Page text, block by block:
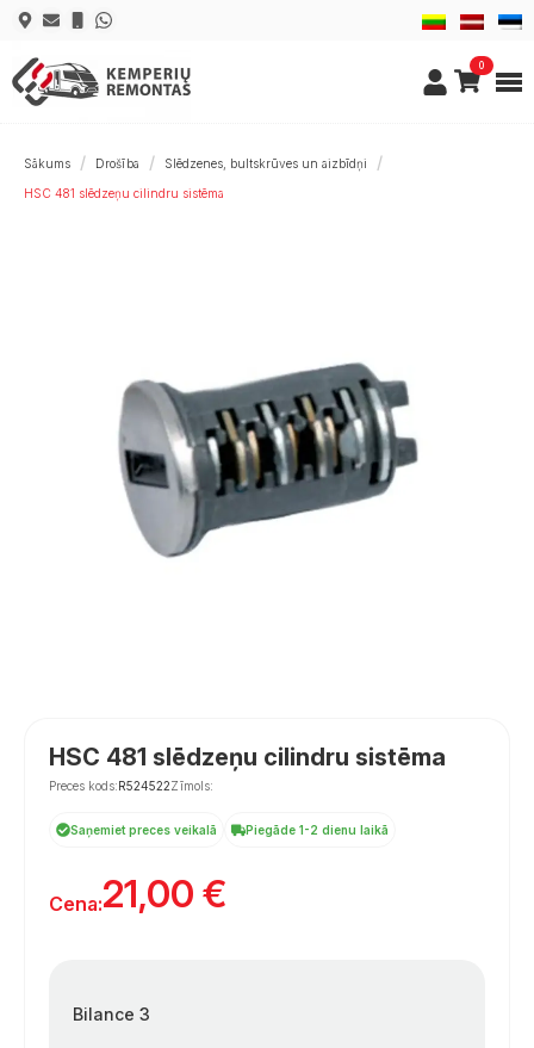
0
Sākums Drošība Slēdzenes, bultskrūves un aizbīdņi
HSC 481 slēdzeņu cilindru sistēma
HSC 481 slēdzeņu cilindru sistēma
Preces kods:R524522Zīmols:
Saņemiet preces veikalā Piegāde 1-2 dienu laikā
Cena:21,00 €
Bilance 3